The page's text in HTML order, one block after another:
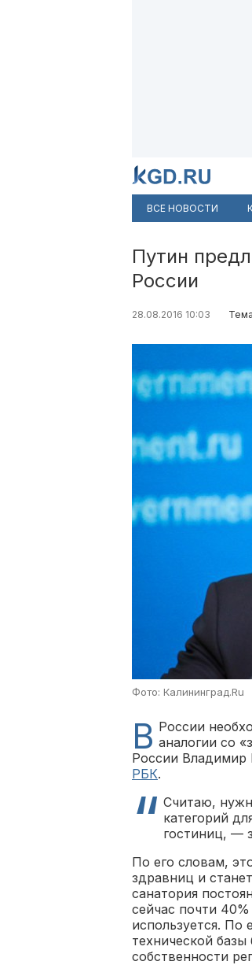
ВСЕ НОВОСТИ
Путин
России
28.08.2016 10:03
Фото: Калининград.Ru
В России
аналогии со
России Владимир
РБК.
Считаю,
категорий
гостиниц, —
По его словам,
здравниц и
санатория
сейчас почти
используется. По
технической
собственности